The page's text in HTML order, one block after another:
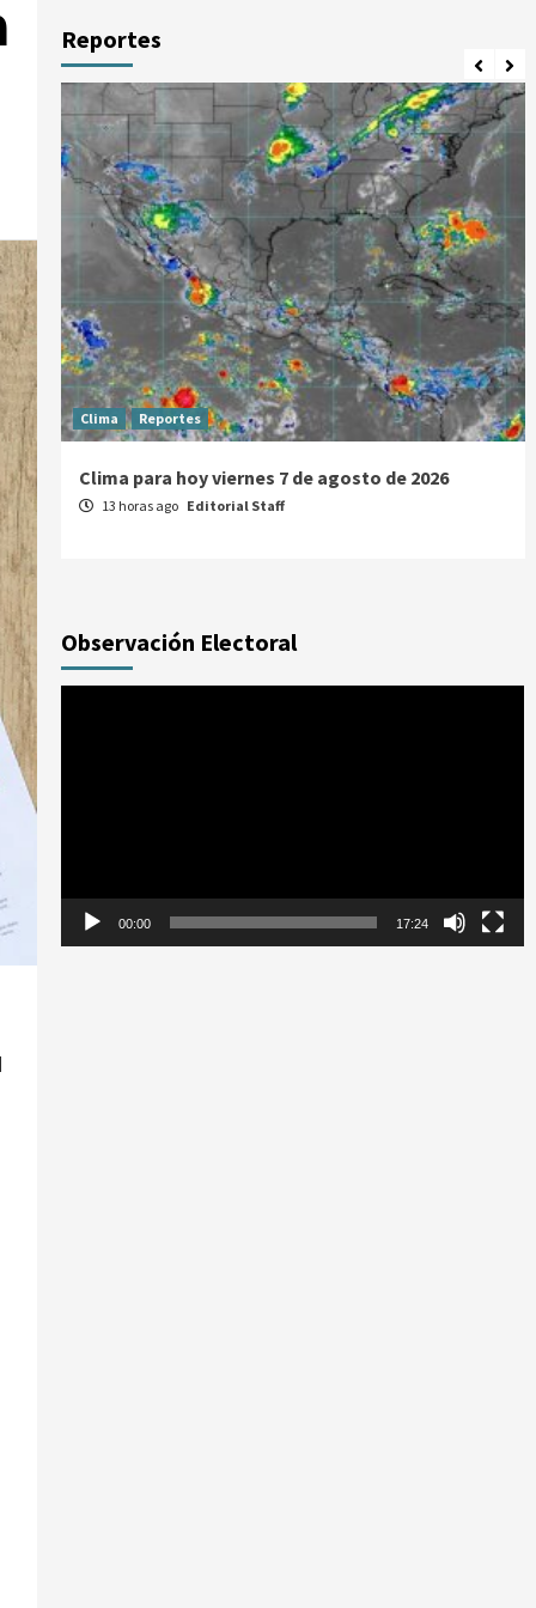
Reportes
Clima Reportes
Clima para hoy viernes 7 de agosto de 2026
13 horas ago Editorial Staff
Observación Electoral
00:00 17:24